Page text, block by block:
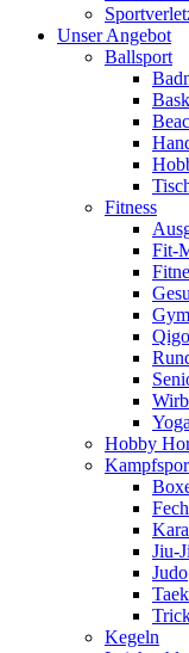
Unser Angebot
Ballsport
Fitness
Fit-
Yoga
Hobby
Jiu-
Judo
Kegeln